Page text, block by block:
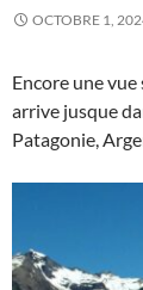
OCTOBRE 1,
Encore une
arrive jusque
Patagonie,